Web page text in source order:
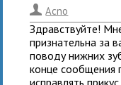
. Acno
Здравствуйте!
признательна за
поводу нижних
конце сообщения
исправлять